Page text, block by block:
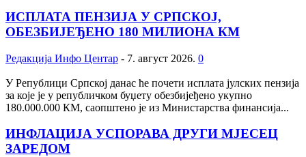
ИСПЛАТА ПЕНЗИЈА У СРПСКОЈ,
ОБЕЗБИЈЕЂЕНО 180 МИЛИОНА КМ
Редакција Инфо Центар - 7. август 2026. 0
У Републици Српској данас ће почети исплата јулских пензија
за које је у републичком буџету обезбијеђено укупно
180.000.000 КМ, саопштено је из Министарства финансија...
ИНФЛАЦИЈА УСПОРАВА ДРУГИ МЈЕСЕЦ
ЗАРЕДОМ